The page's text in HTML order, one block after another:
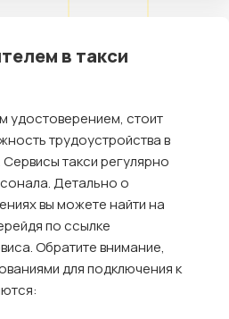
в такси
удостоверением, стоит
трудоустройства в
такси регулярно
Детально о
вы можете найти на
по ссылке
Обратите внимание,
для подключения к